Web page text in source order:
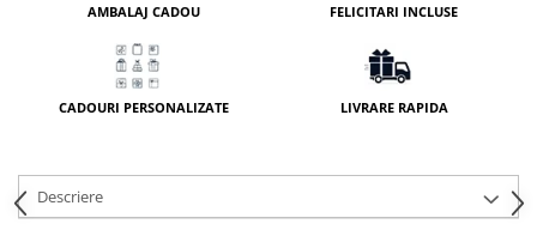
AMBALAJ CADOU FELICITARI INCLUSE
CADOURI PERSONALIZATE LIVRARE RAPIDA
Descriere